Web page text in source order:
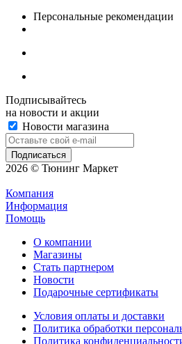
Персональные рекомендации
Подписывайтесь
на новости и акции
Новости магазина
2026 © Тюнинг Маркет
Компания
Информация
Помощь
О компании
Магазины
Стать партнером
Новости
Подарочные сертификаты
Условия оплаты и доставки
Политика обработки
Политика